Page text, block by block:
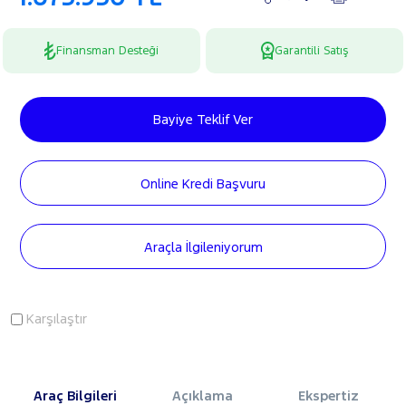
Finansman Desteği Garantili Satış
Bayiye Teklif Ver
Online Kredi Başvuru
Araçla İlgileniyorum
Karşılaştır
Araç Bilgileri Açıklama
Ekspertiz